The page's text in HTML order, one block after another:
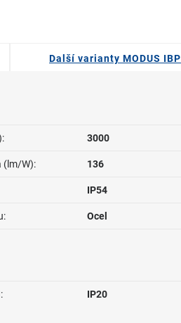
Další varianty MODUS IBP
3000
(lm/W): 136
IP54
Ocel
IP20